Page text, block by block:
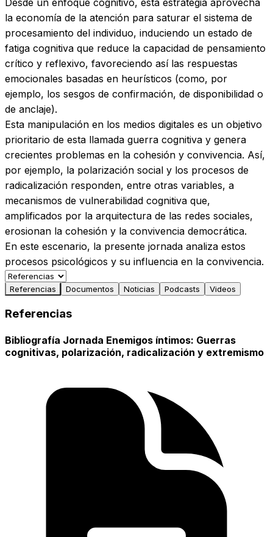
la economía de la atención para saturar el sistema de
procesamiento del individuo, induciendo un estado de
fatiga cognitiva que reduce la capacidad de pensamiento
crítico y reflexivo, favoreciendo así las respuestas
emocionales basadas en heurísticos (como, por
ejemplo, los sesgos de confirmación, de disponibilidad o
de anclaje).
Esta manipulación en los medios digitales es un objetivo
prioritario de esta llamada guerra cognitiva y genera
crecientes problemas en la cohesión y convivencia. Así,
por ejemplo, la polarización social y los procesos de
radicalización responden, entre otras variables, a
mecanismos de vulnerabilidad cognitiva que,
amplificados por la arquitectura de las redes sociales,
erosionan la cohesión y la convivencia democrática.
En este escenario, la presente jornada analiza estos
procesos psicológicos y su influencia en la convivencia.
Referencias Documentos Noticias Podcasts Videos
Referencias
Bibliografía Jornada Enemigos íntimos: Guerras
cognitivas, polarización, radicalización y extremismo